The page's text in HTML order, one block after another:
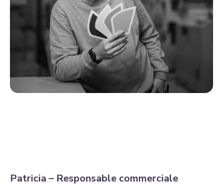
Patricia – Responsable commerciale